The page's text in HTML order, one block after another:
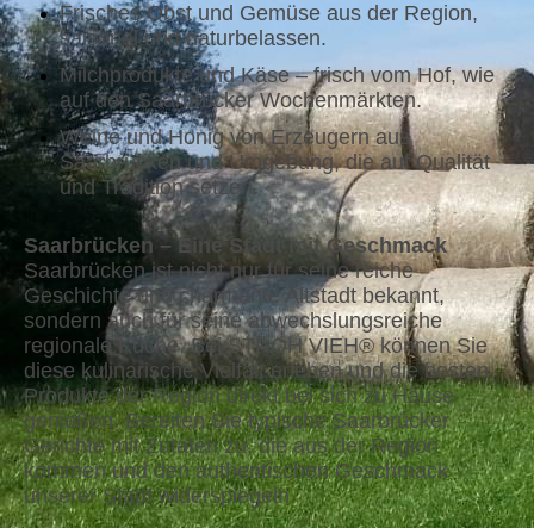
Frisches Obst und Gemüse aus der Region,
saisonal und naturbelassen.
Milchprodukte und Käse – frisch vom Hof, wie
auf den Saarbrücker Wochenmärkten.
Weine und Honig von Erzeugern aus
Saarbrücken und Umgebung, die auf Qualität
und Tradition setzen.
Saarbrücken – Eine Stadt mit Geschmack
Saarbrücken ist nicht nur für seine reiche
Geschichte und charmante Altstadt bekannt,
sondern auch für seine abwechslungsreiche
regionale Küche. Bei STROH VIEH® können Sie
diese kulinarische Vielfalt erleben und die besten
Produkte der Region direkt bei sich zu Hause
genießen. Bereiten Sie typische Saarbrücker
Gerichte mit Zutaten zu, die aus der Region
kommen und den authentischen Geschmack
unserer Stadt widerspiegeln.